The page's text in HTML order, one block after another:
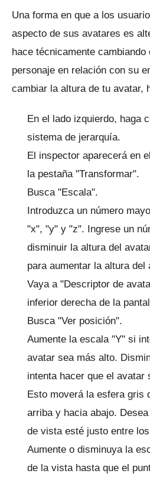
Una forma en que a los
aspecto de sus avatares es
hace técnicamente
personaje en relación con su
cambiar la altura de tu avatar,
En el lado izquierdo, haga
sistema de jerarquía.
El inspector aparecerá en
la pestaña "Transformar".
Busca "Escala".
Introduzca un número
"x", "y" y "z".
Ingrese un
disminuir la altura del
para aumentar la altura del
Vaya a "Descriptor de
inferior derecha de la
Busca "Ver posición".
Aumente la escala "Y" si
avatar sea más alto.
intenta hacer que el avatar
Esto moverá la esfera gris
arriba y hacia abajo.
de vista esté justo entre
Aumente o disminuya la
de la vista hasta que el